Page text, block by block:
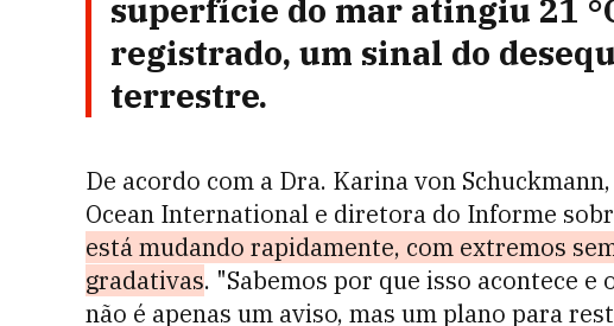
superfície do mar atingiu 21
registrado, um sinal do
terrestre.
De acordo com a Dra. Karina von
Ocean International e diretora do Informe
está mudando rapidamente, com extremos
gradativas. "Sabemos por que isso acontece
não é apenas um aviso, mas um plano para